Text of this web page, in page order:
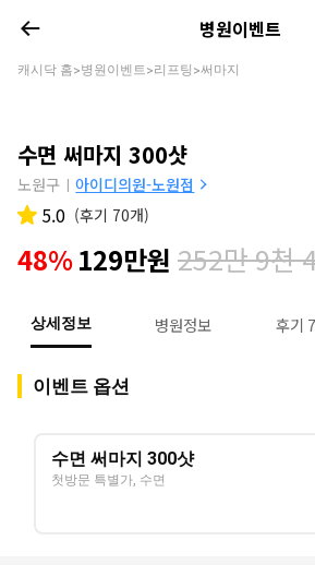
병원이벤트
캐시닥 홈>병원이벤트>리프팅 >써마지
수면 써마지 300샷
노원구 | 아이디의원-노원점
5.0 (후기 70개)
48%129만원 252만 9천
상세정보 병원정보 후기
이벤트 옵션
수면 써마지 300샷
첫방문 특별가, 수면